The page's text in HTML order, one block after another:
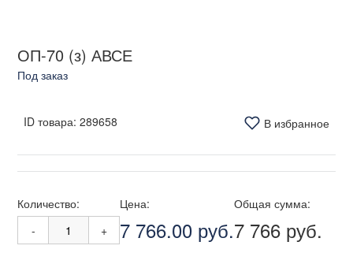
ОП-70 (з) АВСЕ
Под заказ
ID товара:289658 В избранное
Количество:
-
+
Цена:
7 766.00 руб.
Общая сумма:
7 766 руб.